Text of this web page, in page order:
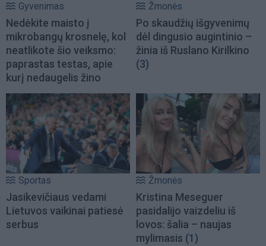
Gyvenimas
Nedėkite maisto į
mikrobangų krosnelę, kol
neatlikote šio veiksmo:
paprastas testas, apie
kurį nedaugelis žino
Žmonės
Po skaudžių išgyvenimų
dėl dingusio augintinio –
žinia iš Ruslano Kirilkino
(3)
Sportas
Jasikevičiaus vedami
Lietuvos vaikinai patiesė
serbus
Žmonės
Kristina Meseguer
pasidalijo vaizdeliu iš
lovos: šalia – naujas
mylimasis (1)